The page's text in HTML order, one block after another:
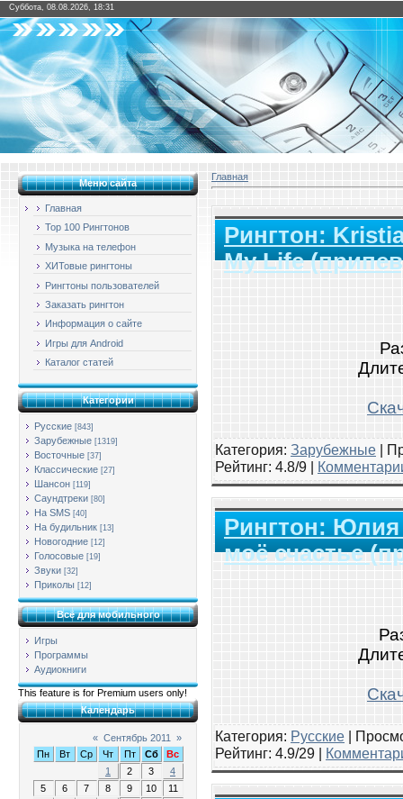
Суббота, 08.08.2026, 18:31
Меню сайта
Главная
Top 100 Рингтонов
Музыка на телефон
ХИТовые рингтоны
Рингтоны пользователей
Заказать рингтон
Информация о сайте
Игры для Android
Каталог статей
Категории
Русские [843]
Зарубежные [1319]
Восточные [37]
Классические [27]
Шансон [119]
Саундтреки [80]
На SMS [40]
На будильник [13]
Новогодние [12]
Голосовые [19]
Звуки [32]
Приколы [12]
Всё для мобильного
Игры
Программы
Аудиокниги
This feature is for Premium users only!
Календарь
« Сентябрь 2011
»
Пн
Вт Ср Чт Пт Сб
Вс
1
2 3
4
5
6 7 8 9 10
11
Главная
Рингтон:
My Life
Категория: Зарубежные |
Рейтинг: 4.8/9 |
Рингтон:
моё счастье
Категория: Русские |
Рейтинг: 4.9/29 |